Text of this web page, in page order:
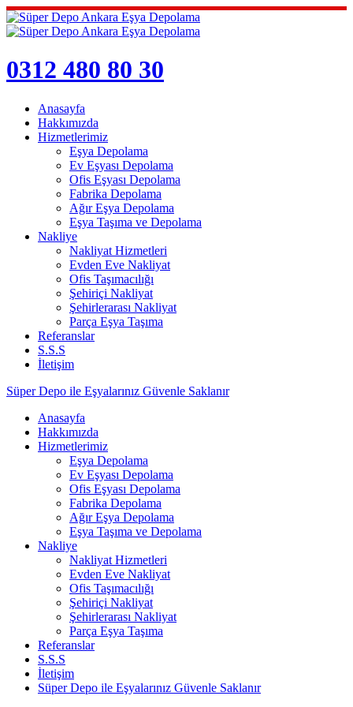
0312 480 80 30
Anasayfa
Hakkımızda
Hizmetlerimiz
Eşya Depolama
Ev Eşyası Depolama
Ofis Eşyası Depolama
Fabrika Depolama
Ağır Eşya Depolama
Eşya Taşıma ve Depolama
Nakliye
Nakliyat Hizmetleri
Evden Eve Nakliyat
Ofis Taşımacılığı
Şehiriçi Nakliyat
Şehirlerarası Nakliyat
Parça Eşya Taşıma
Referanslar
S.S.S
İletişim
Süper Depo ile Eşyalarınız Güvenle Saklanır
Anasayfa
Hakkımızda
Hizmetlerimiz
Eşya Depolama
Ev Eşyası Depolama
Ofis Eşyası Depolama
Fabrika Depolama
Ağır Eşya Depolama
Eşya Taşıma ve Depolama
Nakliye
Nakliyat Hizmetleri
Evden Eve Nakliyat
Ofis Taşımacılığı
Şehiriçi Nakliyat
Şehirlerarası Nakliyat
Parça Eşya Taşıma
Referanslar
S.S.S
İletişim
Süper Depo ile Eşyalarınız Güvenle Saklanır